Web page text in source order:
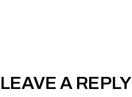
LEAVE A REPLY